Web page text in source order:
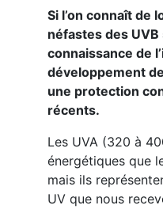
Si l’on connaît de
néfastes des UVB
connaissance de
développement
une protection
récents.
Les UVA (320 à
énergétiques que
mais ils
UV que nous